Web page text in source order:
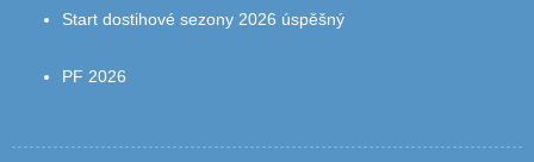
Start dostihové sezony 2026 úspěšný
PF 2026